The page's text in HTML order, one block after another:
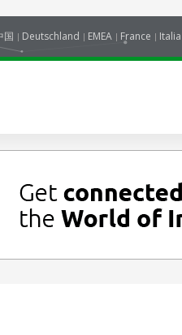
国 Deutschland EMEA France Italia